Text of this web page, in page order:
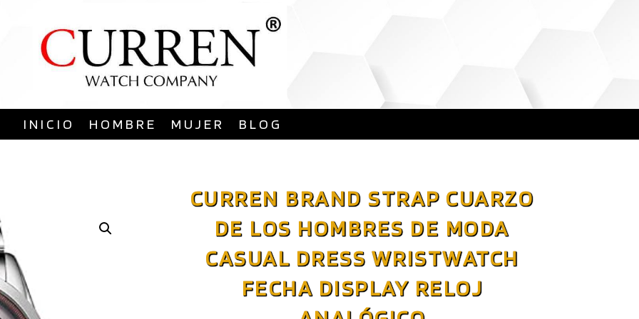
al
contenido
INICIO HOMBRE MUJER BLOG
CURREN BRAND STRAP CUARZO
DE LOS HOMBRES DE MODA
CASUAL DRESS WRISTWATCH
FECHA DISPLAY RELOJ